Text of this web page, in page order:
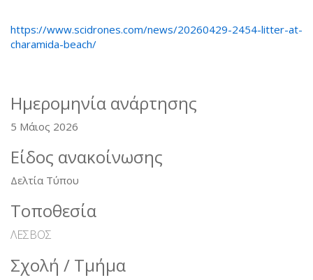
https://www.scidrones.com/news/20260429-2454-litter-at-
charamida-beach/
Ημερομηνία ανάρτησης
5 Μάιος 2026
Είδος ανακοίνωσης
Δελτία Τύπου
Τοποθεσία
ΛΕΣΒΟΣ
Σχολή / Τμήμα